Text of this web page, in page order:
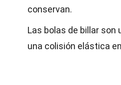
conservan.
Las bolas de billar son
una colisión elástica